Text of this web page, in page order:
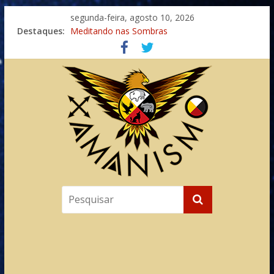
segunda-feira, agosto 10, 2026
Destaques: Meditando nas Sombras
Autosuficiência: A Jornada do Espírito Ancestral
Xamanismo Universal
Totens – Caminho Espiritual – Crescimento
Imaginação na Cura